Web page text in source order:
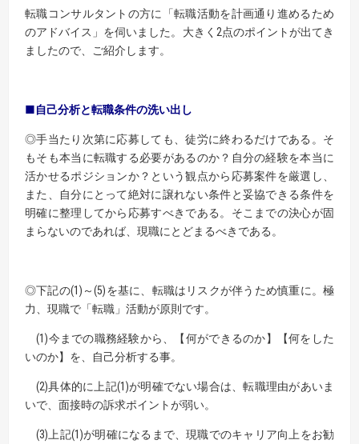
転職コンサルタントの方に「転職活動を計画通り進めるため
のアドバイス」を伺いました。大きく2点のポイントが出てき
ましたので、ご紹介します。
■自己分析と転職条件の洗い出し
◎手当たり次第に応募しても、徒労に終わるだけである。そ
もそも本当に転職する必要があるのか？自分の経験を本当に
活かせるポジションか？という観点から応募案件を厳選し、
また、自分にとって絶対に譲れない条件と妥協できる条件を
明確に整理してから応募すべきである。そこまでの決心が固
まらないのであれば、現職にとどまるべきである。
◎下記の(1)～(5)を基に、転職はリスクが伴うため慎重に。極
力、現職で「転職」活動が原則です。
(1)今までの職務経験から、【何ができるのか】【何をした
いのか】を、自己分析する事。
(2)具体的に上記(1)が明確でない場合は、転職理由があいま
いで、面接時の訴求ポイントが弱い。
(3)上記(1)が明確になるまで、現職でのキャリア向上をお勧